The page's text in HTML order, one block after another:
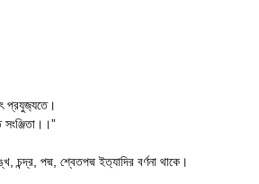
প্রযুজ‍্যতে।
সংঞ্জিতা।।”
চন্দ্র, পদ্ম, শ্বেতপদ্ম ইত‍্যাদির বর্ণনা থাকে।